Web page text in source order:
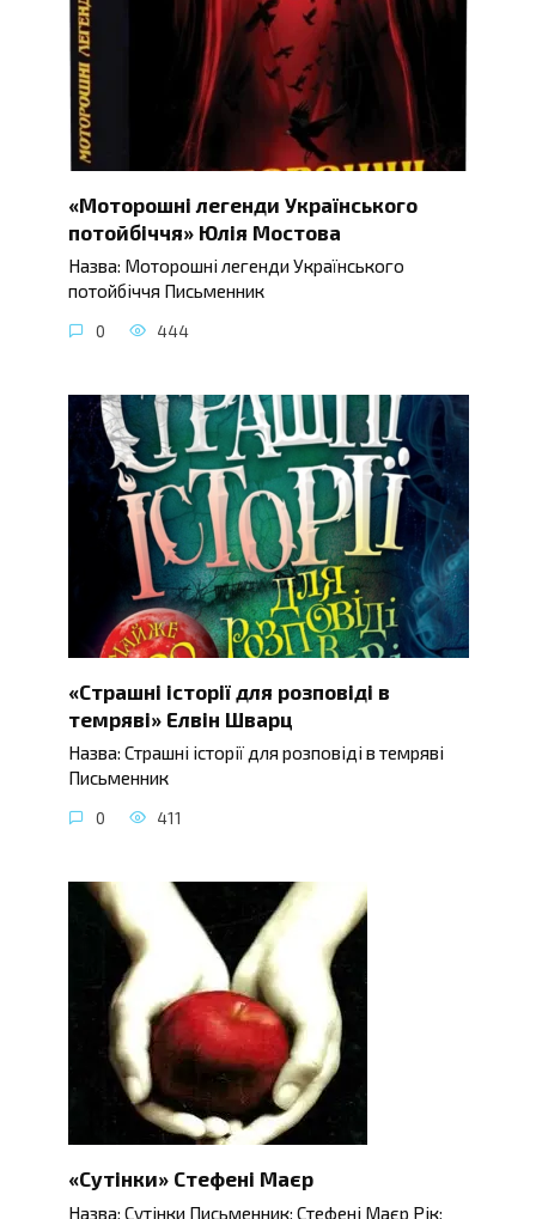
«Моторошні легенди Українського
потойбіччя» Юлія Мостова
Назва: Моторошні легенди Українського
потойбіччя Письменник
0 444
«Страшні історії для розповіді в
темряві» Елвін Шварц
Назва: Страшні історії для розповіді в темряві
Письменник
0 411
«Сутінки» Стефені Маєр
Назва: Сутінки Письменник: Стефені Маєр Рік: